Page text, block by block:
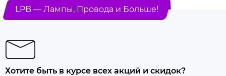
LPB — Лампы, Провода и Больше!
Хотите быть в курсе всех акций и скидок?